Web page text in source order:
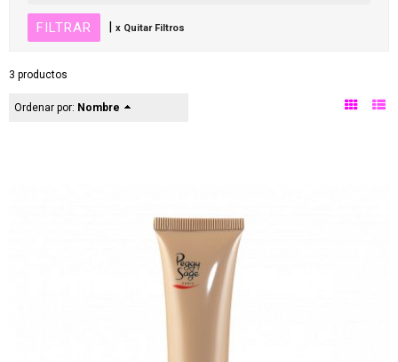
| x Quitar Filtros
3 productos
Ordenar por: Nombre